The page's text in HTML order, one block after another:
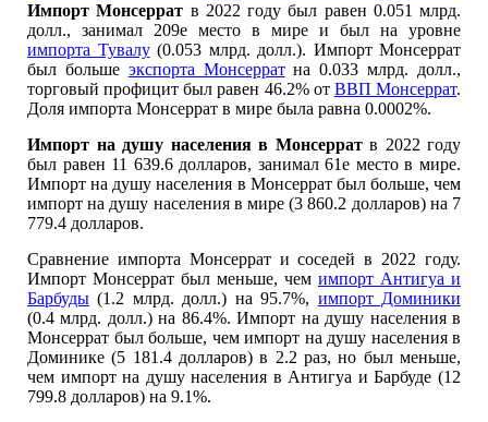
Импорт Монсеррат в 2022 году был равен 0.051 млрд.
долл., занимал 209е место в мире и был на уровне
импорта Тувалу(0.053 млрд. долл.). Импорт Монсеррат
был больше экспорта Монсерратна 0.033 млрд. долл.,
торговый профицит был равен 46.2% от ВВП Монсеррат.
Доля импорта Монсеррат в мире была равна 0.0002%.
Импорт на душу населения в Монсерратв 2022 году
был равен 11 639.6 долларов, занимал 61е место в мире.
Импорт на душу населения в Монсеррат был больше, чем
импорт на душу населения в мире (3 860.2 долларов) на 7
779.4 долларов.
Сравнение импорта Монсеррат и соседей в 2022 году.
Импорт Монсеррат был меньше, чем импорт Антигуа и
Барбуды (1.2 млрд. долл.) на 95.7%, импорт Доминики
(0.4 млрд. долл.) на 86.4%. Импорт на душу населения в
Монсеррат был больше, чем импорт на душу населения в
Доминике (5 181.4 долларов) в 2.2 раз, но был меньше,
чем импорт на душу населения в Антигуа и Барбуде (12
799.8 долларов) на 9.1%.